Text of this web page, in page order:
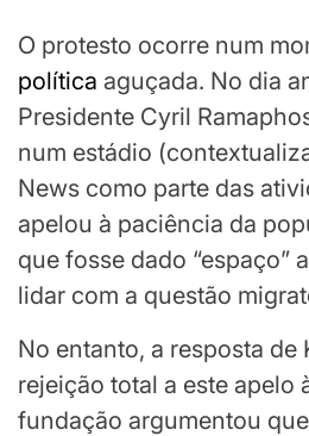
O protesto ocorre num
política aguçada. No dia
Presidente Cyril
num estádio
News como parte das
apelou à paciência da
que fosse dado “espaço”
lidar com a questão
No entanto, a resposta de
rejeição total a este apelo
fundação argumentou